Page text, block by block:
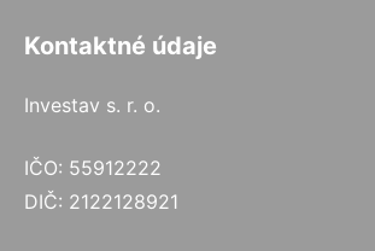
Kontaktné údaje
Investav s. r. o.
IČO: 55912222
DIČ: 2122128921